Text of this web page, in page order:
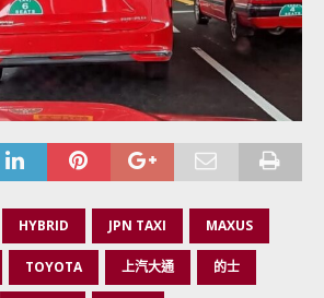
HYBRID JPN TAXI MAXUS
TOYOTA 上汽大通 的士